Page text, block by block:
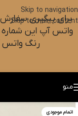
Skip to navigation
Skip to main content
برای پیگیری
رنگ واتس
منو
اتمام موجودی